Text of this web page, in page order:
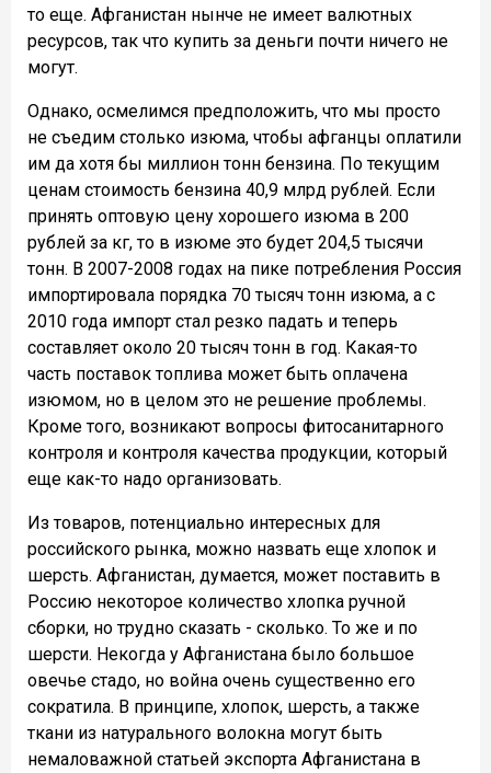
то еще. Афганистан нынче не имеет валютных
ресурсов, так что купить за деньги почти ничего не
могут.
Однако, осмелимся предположить, что мы просто
не съедим столько изюма, чтобы афганцы оплатили
им да хотя бы миллион тонн бензина. По текущим
ценам стоимость бензина 40,9 млрд рублей. Если
принять оптовую цену хорошего изюма в 200
рублей за кг, то в изюме это будет 204,5 тысячи
тонн. В 2007-2008 годах на пике потребления Россия
импортировала порядка 70 тысяч тонн изюма, а с
2010 года импорт стал резко падать и теперь
составляет около 20 тысяч тонн в год. Какая-то
часть поставок топлива может быть оплачена
изюмом, но в целом это не решение проблемы.
Кроме того, возникают вопросы фитосанитарного
контроля и контроля качества продукции, который
еще как-то надо организовать.
Из товаров, потенциально интересных для
российского рынка, можно назвать еще хлопок и
шерсть. Афганистан, думается, может поставить в
Россию некоторое количество хлопка ручной
сборки, но трудно сказать - сколько. То же и по
шерсти. Некогда у Афганистана было большое
овечье стадо, но война очень существенно его
сократила. В принципе, хлопок, шерсть, а также
ткани из натурального волокна могут быть
немаловажной статьей экспорта Афганистана в